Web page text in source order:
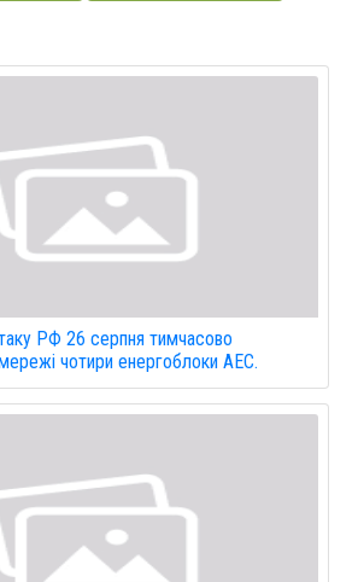
РФ 26 серпня тимчасово
чотири енергоблоки АЕС.